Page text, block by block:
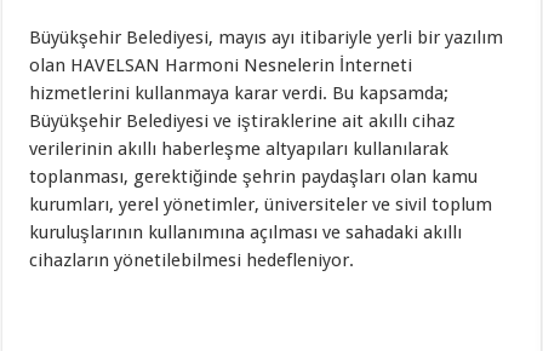
Büyükşehir Belediyesi, mayıs ayı itibariyle yerli bir yazılım
olan HAVELSAN Harmoni Nesnelerin İnterneti
hizmetlerini kullanmaya karar verdi. Bu kapsamda;
Büyükşehir Belediyesi ve iştiraklerine ait akıllı cihaz
verilerinin akıllı haberleşme altyapıları kullanılarak
toplanması, gerektiğinde şehrin paydaşları olan kamu
kurumları, yerel yönetimler, üniversiteler ve sivil toplum
kuruluşlarının kullanımına açılması ve sahadaki akıllı
cihazların yönetilebilmesi hedefleniyor.